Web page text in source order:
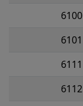
6100
6101
6111
6112